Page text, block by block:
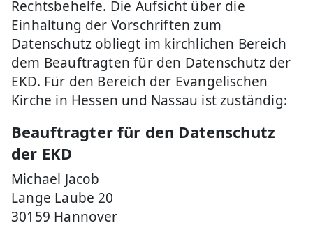
Rechtsbehelfe. Die Aufsicht über die
Einhaltung der Vorschriften zum
Datenschutz obliegt im kirchlichen Bereich
dem Beauftragten für den Datenschutz der
EKD. Für den Bereich der Evangelischen
Kirche in Hessen und Nassau ist zuständig:
Beauftragter für den Datenschutz
der EKD
Michael Jacob
Lange Laube 20
30159 Hannover